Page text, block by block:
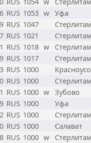
RUS 1053 w Уфа
RUS 1047
RUS 1021
RUS 1018 w
RUS 1017
RUS 1000
0 RUS 1000
RUS 1000 w Зубово
RUS 1000
Уфа
RUS 1000
0 RUS 1000
Салават
RUS 1000 w